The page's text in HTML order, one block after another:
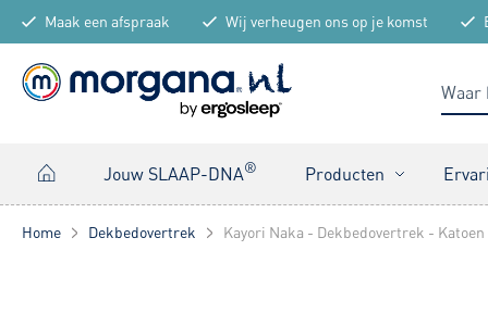
Maak een afspraak Wij verheugen ons op je komst
Jouw SLAAP-DNA® Producten
Home Dekbedovertrek Kayori Naka - Dekbedovertrek -